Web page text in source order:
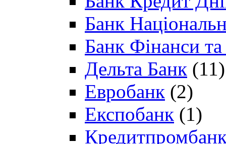
Банк
Банк Фінанси
Дельта Банк (11)
Евробанк (2)
Експобанк (1)